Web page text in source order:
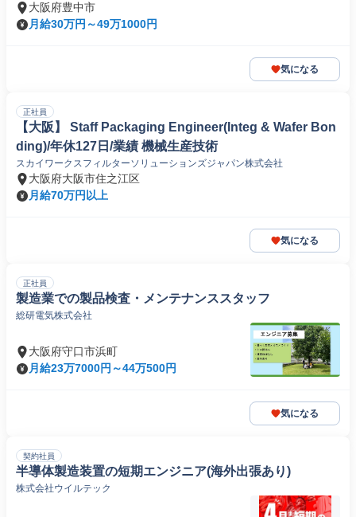
大阪府豊中市
月給30万円～49万1000円
気になる
正社員
【大阪】 Staff Packaging Engineer(Integ & Wafer Bon
ding)/年休127日/業績 機械生産技術
スカイワークスフィルターソリューションズジャパン株式会社
大阪府大阪市住之江区
月給70万円以上
気になる
正社員
製造業での製品検査・メンテナンススタッフ
総研電気株式会社
大阪府守口市浜町
月給23万7000円～44万500円
気になる
契約社員
半導体製造装置の短期エンジニア(海外出張あり)
株式会社ウイルテック